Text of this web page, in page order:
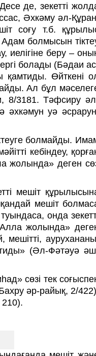
де, зекетті
Әхкәму әл-
соғу т.б.
болмысын
иелігіне беру –
болады (Бәдаи
қамтиды. Өйткені
Ал бұл
8/3181. Тәфсиру
уә
болмайды.
кебіндеу,
жолында» деген
мешіт
мешіт
онда
жолында»
(Әл-Фәтәуә
сөзі тек
әр-райық, 2/